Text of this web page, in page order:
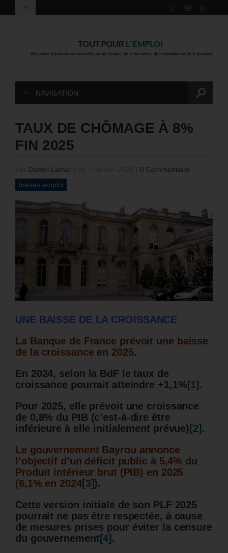
NAVIGATION
TAUX DE CHÔMAGE À 8%
FIN 2025
Daniel Lamar
0 Commentaire
brèves emploi
UNE BAISSE DE LA CROISSANCE
La Banque de France prévoit une baisse
de la croissance en 2025.
En 2024, selon la BdF le taux de
croissance pourrait atteindre +1,1% [1] .
Pour 2025, elle prévoit une croissance
de 0,8% du PIB (c’est-à-dire être
inférieure à elle initialement prévue) [2] .
Le gouvernement Bayrou annonce
l’objectif d’un déficit public à 5,4% du
Produit intérieur brut (PIB) en 2025
(6,1% en 2024[3]).
Cette version initiale de son PLF 2025
pourrait ne pas être respectée, à cause
de mesures prises pour éviter la censure
du gouvernement [4] .